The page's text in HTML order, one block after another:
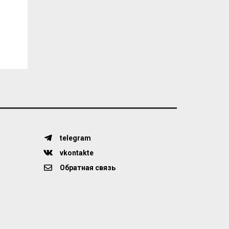
telegram
vkontakte
Обратная связь